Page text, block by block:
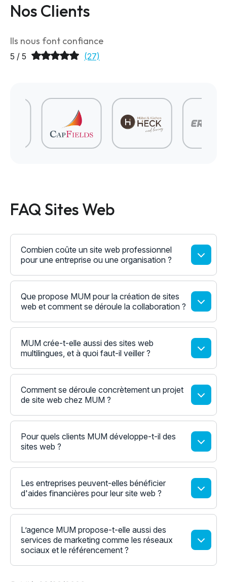
Nos Clients
Ils nous font confiance
5 / 5 (27)
FAQ Sites Web
Combien coûte un site web professionnel
pour une entreprise ou une organisation ?
Que propose MUM pour la création de sites
web et comment se déroule la collaboration ?
MUM crée-t-elle aussi des sites web
multilingues, et à quoi faut-il veiller ?
Comment se déroule concrètement un projet
de site web chez MUM ?
Pour quels clients MUM développe-t-il des
sites web ?
Les entreprises peuvent-elles bénéficier
d'aides financières pour leur site web ?
L’agence MUM propose-t-elle aussi des
services de marketing comme les réseaux
sociaux et le référencement ?